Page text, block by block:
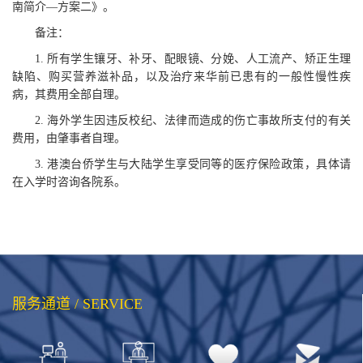
南简介—方案二》。
备注：
1. 所有学生镶牙、补牙、配眼镜、分娩、人工流产、矫正生理
缺陷、购买营养滋补品，以及治疗来华前已患有的一般性慢性疾
病，其费用全部自理。
2.海外学生因违反校纪、法律而造成的伤亡事故所支付的有关
费用，由肇事者自理。
3.港澳台侨学生与大陆学生享受同等的医疗保险政策，具体请
在入学时咨询各院系。
服务通道 / SERVICE